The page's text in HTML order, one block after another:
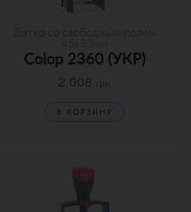
Colop 2360 (УКР)
2 008 грн
В КОРЗИНУ